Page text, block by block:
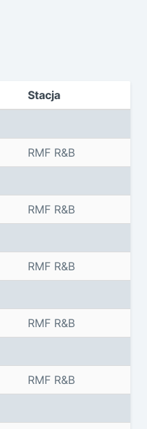
Stacja
RMF R&B
RMF R&B
RMF R&B
RMF R&B
RMF R&B